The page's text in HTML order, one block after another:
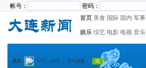
帐号： 密码：
首页 美食 国际 国内 军事
娱乐 综艺 电影 电视 音乐